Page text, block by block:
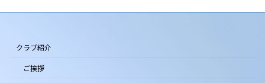
クラブ紹介
ご挨拶